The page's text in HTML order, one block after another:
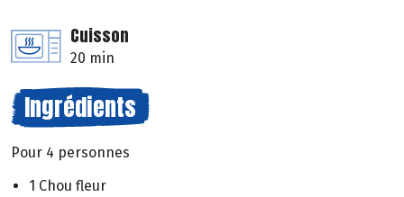
Cuisson
20 min
Ingrédients
Pour 4 personnes
1 Chou fleur